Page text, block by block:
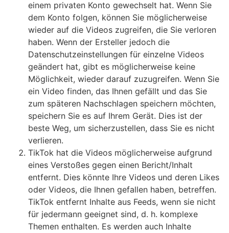
einem privaten Konto gewechselt hat. Wenn Sie
dem Konto folgen, können Sie möglicherweise
wieder auf die Videos zugreifen, die Sie verloren
haben. Wenn der Ersteller jedoch die
Datenschutzeinstellungen für einzelne Videos
geändert hat, gibt es möglicherweise keine
Möglichkeit, wieder darauf zuzugreifen. Wenn Sie
ein Video finden, das Ihnen gefällt und das Sie
zum späteren Nachschlagen speichern möchten,
speichern Sie es auf Ihrem Gerät. Dies ist der
beste Weg, um sicherzustellen, dass Sie es nicht
verlieren.
TikTok hat die Videos möglicherweise aufgrund
eines Verstoßes gegen einen Bericht/Inhalt
entfernt. Dies könnte Ihre Videos und deren Likes
oder Videos, die Ihnen gefallen haben, betreffen.
TikTok entfernt Inhalte aus Feeds, wenn sie nicht
für jedermann geeignet sind, d. h. komplexe
Themen enthalten. Es werden auch Inhalte